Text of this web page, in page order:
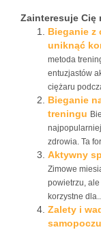
Zainteresuje Cię
Bieganie z
uniknąć
metoda
entuzjastów
ciężaru
Bieganie
treningu
zdrowia. Ta
Aktywny
Zimowe
powietrzu,
korzystne
Zalety i